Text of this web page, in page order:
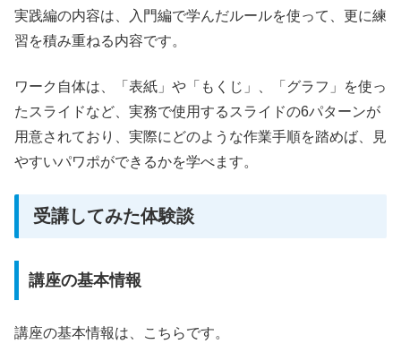
実践編の内容は、入門編で学んだルールを使って、更に練
習を積み重ねる内容です。
ワーク自体は、「表紙」や「もくじ」、「グラフ」を使っ
たスライドなど、実務で使用するスライドの6パターンが
用意されており、実際にどのような作業手順を踏めば、見
やすいパワポができるかを学べます。
受講してみた体験談
講座の基本情報
講座の基本情報は、こちらです。